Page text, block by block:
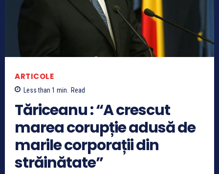
ARTICOLE
Less than 1 min. Read
Tăriceanu : “A crescut
marea corupție adusă de
marile corporații din
străinătate”